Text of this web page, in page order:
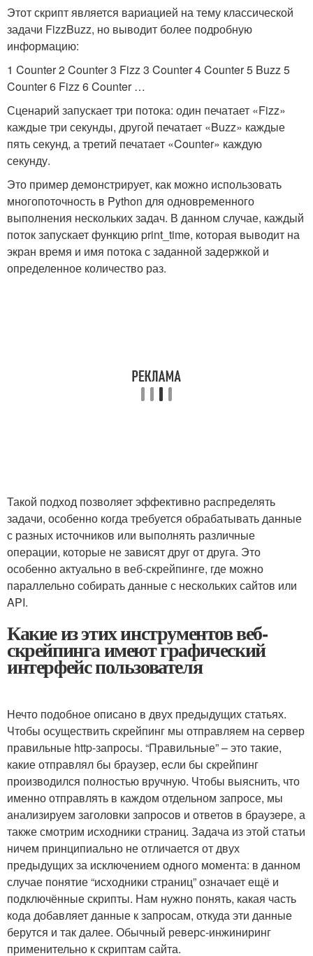
Этот скрипт является вариацией на тему классической
задачи FizzBuzz, но выводит более подробную
информацию:
1 Counter 2 Counter 3 Fizz 3 Counter 4 Counter 5 Buzz 5
Counter 6 Fizz 6 Counter …
Сценарий запускает три потока: один печатает «Fizz»
каждые три секунды, другой печатает «Buzz» каждые
пять секунд, а третий печатает «Counter» каждую
секунду.
Это пример демонстрирует, как можно использовать
многопоточность в Python для одновременного
выполнения нескольких задач. В данном случае, каждый
поток запускает функциюprint_time, которая выводит на
экран время и имя потока с заданной задержкой и
определенное количество раз.
Такой подход позволяет эффективно распределять
задачи, особенно когда требуется обрабатывать данные
с разных источников или выполнять различные
операции, которые не зависят друг от друга. Это
особенно актуально в веб-скрейпинге, где можно
параллельно собирать данные с нескольких сайтов или
API.
Какие из этих инструментов веб-
скрейпинга имеют графический
интерфейс пользователя
Нечто подобное описано в двух предыдущих статьях.
Чтобы осуществить скрейпинг мы отправляем на сервер
правильные http-запросы. “Правильные” – это такие,
какие отправлял бы браузер, если бы скрейпинг
производился полностью вручную. Чтобы выяснить, что
именно отправлять в каждом отдельном запросе, мы
анализируем заголовки запросов и ответов в браузере, а
также смотрим исходники страниц. Задача из этой статьи
ничем принципиально не отличается от двух
предыдущих за исключением одного момента: в данном
случае понятие “исходники страниц” означает ещё и
подключённые скрипты. Нам нужно понять, какая часть
кода добавляет данные к запросам, откуда эти данные
берутся и так далее. Обычный реверс-инжиниринг
применительно к скриптам сайта.